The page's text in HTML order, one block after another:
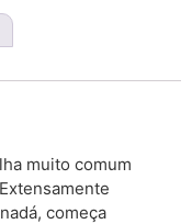
muito comum
começa